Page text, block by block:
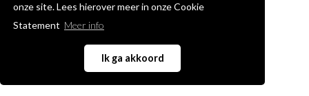
onze site. Lees hierover meer in onze Cookie
Statement Meer info
Ik ga akkoord